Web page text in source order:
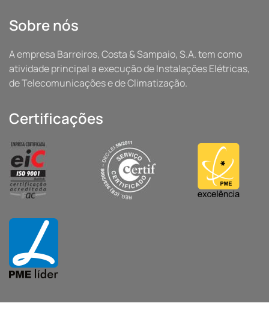
Sobre nós
A empresa Barreiros, Costa & Sampaio, S.A. tem como
atividade principal a execução de Instalações Elétricas,
de Telecomunicações e de Climatização.
Certificações